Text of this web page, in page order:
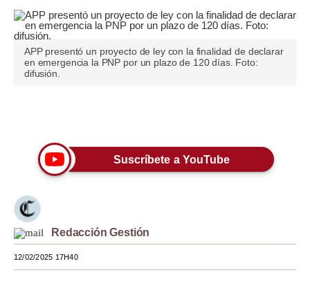
Editorial
Blogs
Viajes
Estilos
Mundo
APP presentó un proyecto de ley con la finalidad de declarar
en emergencia la PNP por un plazo de 120 días. Foto:
difusión.
Suscríbete a YouTube
Redacción Gestión
12/02/2025 17H40